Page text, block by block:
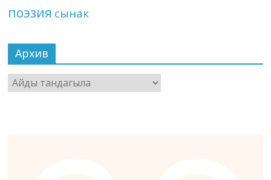
поэзия сынак
Архив
Архив